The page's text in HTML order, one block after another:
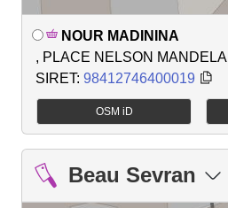
NOUR MADININA
, PLACE NELSON MANDELA
SIRET: 98412746400019
OSM iD
Beau Sevran